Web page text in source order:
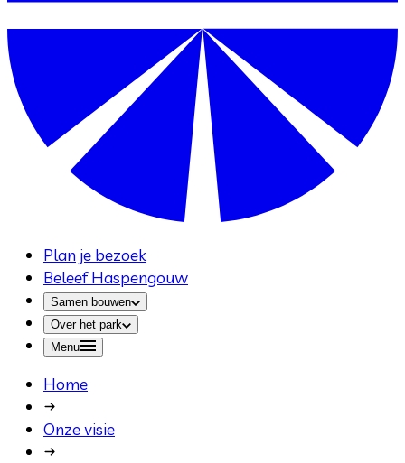
Plan je bezoek
Beleef Haspengouw
Samen bouwen
Over het park
Menu
Home
Onze visie